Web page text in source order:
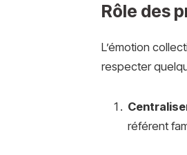
Rôle des
L’émotion
respecter
référent